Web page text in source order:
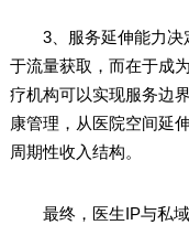
3、服务延伸能力决
于流量获取，而在于成
疗机构可以实现服务边
康管理，从医院空间延
周期性收入结构。
最终，医生IP与私域